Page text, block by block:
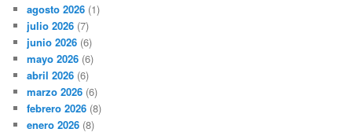
agosto 2026 (1)
julio 2026 (7)
junio 2026 (6)
mayo 2026 (6)
abril 2026 (6)
marzo 2026 (6)
febrero 2026 (8)
enero 2026 (8)